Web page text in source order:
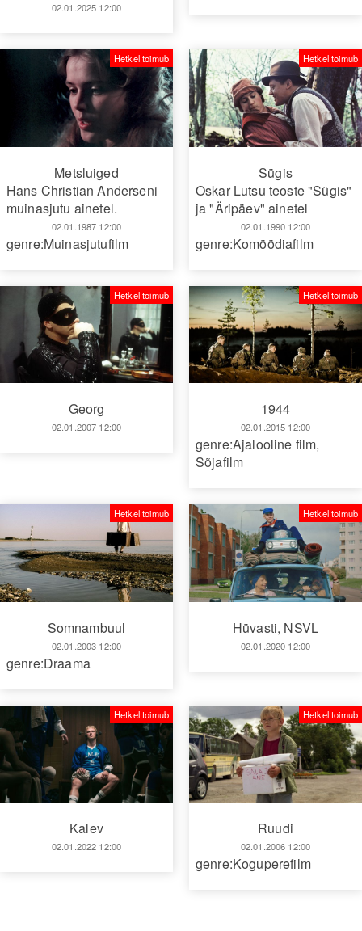
02.01.2025 12:00
Metsluiged
Hans Christian Anderseni
muinasjutu ainetel.
02.01.1987 12:00
Hetkel toimub
genre:Muinasjutufilm
Sügis
Oskar Lutsu teoste "Sügis"
ja "Äripäev" ainetel
02.01.1990 12:00
Hetkel toimub
genre:Komöödiafilm
Georg
02.01.2007 12:00
Hetkel toimub
1944
02.01.2015 12:00
Hetkel toimub
genre:Ajalooline film,
Sõjafilm
Somnambuul
02.01.2003 12:00
Hetkel toimub
genre:Draama
Hüvasti, NSVL
02.01.2020 12:00
Hetkel toimub
Kalev
02.01.2022 12:00
Hetkel toimub
Ruudi
02.01.2006 12:00
Hetkel toimub
genre:Koguperefilm